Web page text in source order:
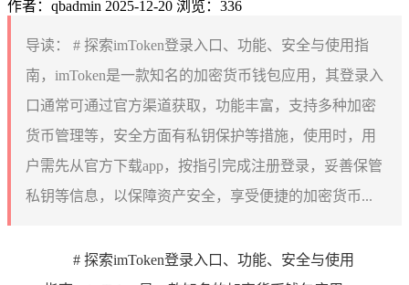
作者：qbadmin 2025-12-20 浏览：336
导读：
# 探索imToken登录入口、功能、安全与使用指
南，imToken是一款知名的加密货币钱包应用，其登录入
口通常可通过官方渠道获取，功能丰富，支持多种加密
货币管理等，安全方面有私钥保护等措施，使用时，用
户需先从官方下载app，按指引完成注册登录，妥善保管
私钥等信息，以保障资产安全，享受便捷的加密货币...
# 探索imToken登录入口、功能、安全与使用